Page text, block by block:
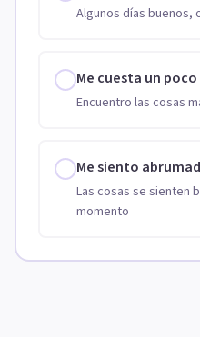
Algunos días buenos,
Me cuesta un poco
Encuentro las cosas
Me siento
Las cosas se sienten
momento